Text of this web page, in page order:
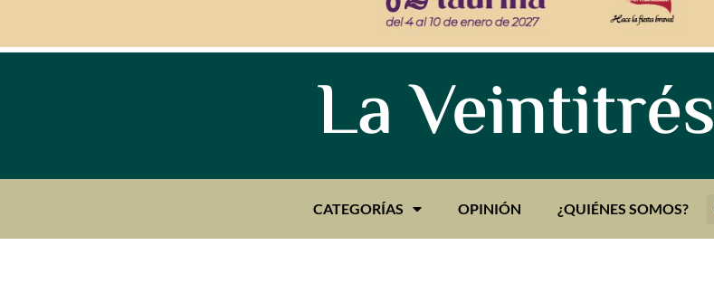
La Veintitrés
CATEGORÍAS OPINIÓN ¿QUIÉNES SOMOS?